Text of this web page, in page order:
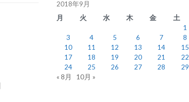
2018年9月
月
火 水 木 金 土
1
3
4 5 6 7 8
10
11 12 13 14 15
17
18 19 20 21 22
24
25 26 27 28 29
« 8月
10月 »